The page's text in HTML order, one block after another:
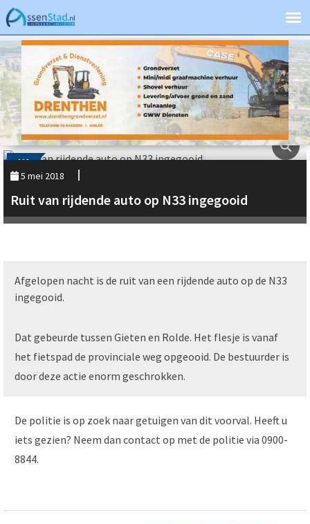
112
5 mei 2018
Ruit van rijdende auto op N33 ingegooid
Afgelopen nacht is de ruit van een rijdende auto op de N33
ingegooid.
Dat gebeurde tussen Gieten en Rolde. Het flesje is vanaf
het fietspad de provinciale weg opgeooid. De bestuurder is
door deze actie enorm geschrokken.
De politie is op zoek naar getuigen van dit voorval. Heeft u
iets gezien? Neem dan contact op met de politie via 0900-
8844.